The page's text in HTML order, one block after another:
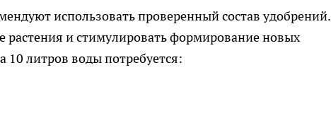
использовать проверенный состав удобрений.
растения и стимулировать формирование новых
10 литров воды потребуется: